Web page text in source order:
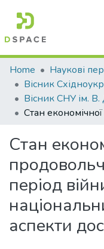
Communities &
All of DSpace
Statistics
Home
Стан
період
аспекти